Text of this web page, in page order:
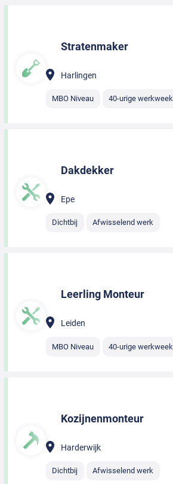
Stratenmaker
Harlingen
MBO Niveau 40-urige werkweek
Dakdekker
Epe
Dichtbij Afwisselend werk
Leerling Monteur
Leiden
MBO Niveau 40-urige werkweek
Kozijnenmonteur
Harderwijk
Dichtbij Afwisselend werk